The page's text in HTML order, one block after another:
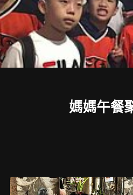
媽媽午餐